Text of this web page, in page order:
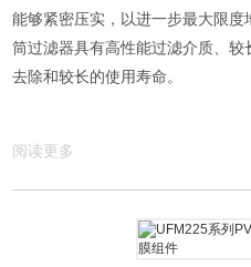
能够紧密压实，以进一步最大限
筒过滤器具有高性能过滤介质、
去除和较长的使用寿命。
阅读更多